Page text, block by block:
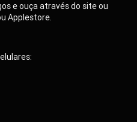
e ouça através do site ou
Applestore.